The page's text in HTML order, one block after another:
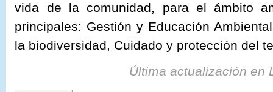
vida de la comunidad, para el ámbito
principales: Gestión y Educación
la biodiversidad, Cuidado y protección del
Última actualización en